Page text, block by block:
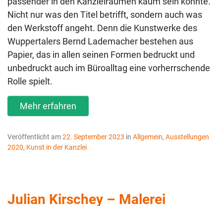
Nicht nur was den Titel betrifft, sondern auch was
den Werkstoff angeht. Denn die Kunstwerke des
Wuppertalers Bernd Lademacher bestehen aus
Papier, das in allen seinen Formen bedruckt und
unbedruckt auch im Büroalltag eine vorherrschende
Rolle spielt.
Mehr erfahren
Veröffentlicht am22. September 2023 in Allgemein, Ausstellungen
2020, Kunst in der Kanzlei
Julian Kirschey – Malerei